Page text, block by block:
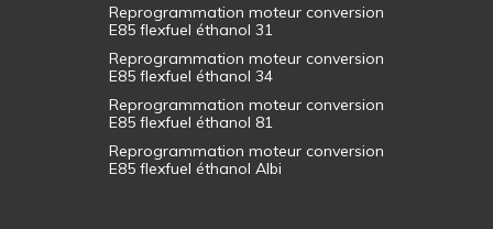
Reprogrammation moteur conversion
E85 flexfuel éthanol 31
Reprogrammation moteur conversion
E85 flexfuel éthanol 34
Reprogrammation moteur conversion
E85 flexfuel éthanol 81
Reprogrammation moteur conversion
E85 flexfuel éthanol Albi